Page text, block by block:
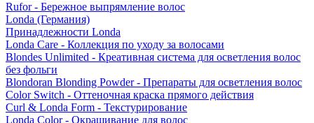
Rufor - Бережное выпрямление волос
Londa (Германия)
Принадлежности Londa
Londa Care - Коллекция по уходу за волосами
Blondes Unlimited - Креативная система для осветления волос
без фольги
Blondoran Blonding Powder - Препараты для осветления волос
Color Switch - Оттеночная краска прямого действия
Curl & Londa Form - Текстурирование
Londa Color - Окрашивание для волос